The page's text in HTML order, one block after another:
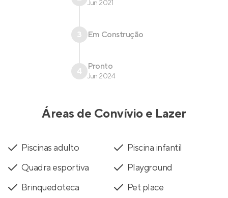
Jun 2021
3 Em Construção
4 Pronto
Jun 2024
Áreas de Convívio e Lazer
Piscinas adulto
Piscina infantil
Quadra esportiva
Playground
Brinquedoteca
Pet place